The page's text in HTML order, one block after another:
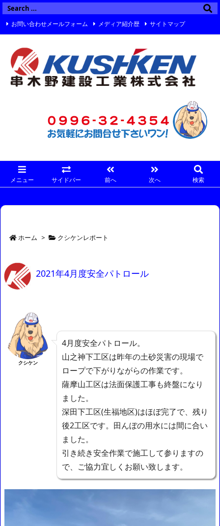
メニュー サイドバー 前へ 次へ 検索
お問い合わせメールフォーム メディア紹介歴 サイトマップ
ホーム > クシケンレポート
2021年4月度安全パトロール
クシケン
4月度安全パトロール。
山之神下工区は昨年の土砂災害の現場で
ロープで下がりながらの作業です。
薩摩山工区は法面保護工事も終盤になり
ました。
深田下工区(生福地区)はほぼ完了で、残り
後2工区です。田んぼの用水には間に合い
ました。
引き続き安全作業で施工して参りますの
で、ご協力宜しくお願い致します。